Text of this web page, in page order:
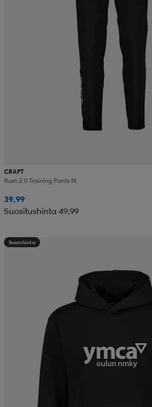
CRAFT
Rush 2.0 Training Pants M
39,99
Suositushinta 49,99
Teamhinta